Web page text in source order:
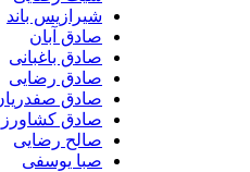
شیرازیس باند
صادق آبان
صادق باغبانی
صادق رضایی
صادق صفدریان
صادق کشاورز
صالح رضایی
صبا یوسفی